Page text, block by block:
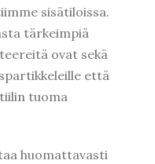
sisätiloissa.
tärkeimpiä
ovat sekä
että
tuoma
huomattavasti